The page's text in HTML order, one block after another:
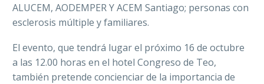
ALUCEM, AODEMPER Y ACEM Santiago; personas con
esclerosis múltiple y familiares.
El evento, que tendrá lugar el próximo 16 de octubre
a las 12.00 horas en el hotel Congreso de Teo,
también pretende concienciar de la importancia de